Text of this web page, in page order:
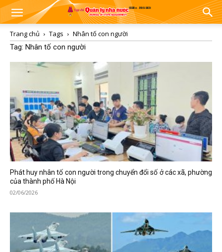
Trang chủ Tags
Nhân tố con người
Tag: Nhân tố con người
Phát huy nhân tố con người trong chuyển đổi số ở các xã, phường
của thành phố Hà Nội
02/06/2026